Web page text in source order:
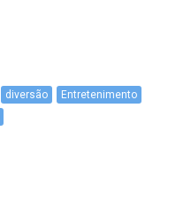
diversão
Entretenimento